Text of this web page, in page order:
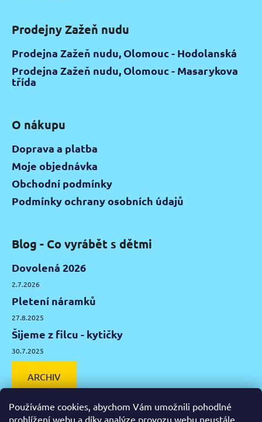
Používáme cookies, abychom Vám umožnili pohodlné
prohlížení webu a díky analýze provozu webu neustále
Prodejny Zažeň nudu
Prodejna Zažeň nudu, Olomouc - Hodolanská
Prodejna Zažeň nudu, Olomouc - Masarykova
třída
O nákupu
Doprava a platba
Moje objednávka
Obchodní podmínky
Podmínky ochrany osobních údajů
Blog - Co vyrábět s dětmi
Dovolená 2026
2.7.2026
Pletení náramků
27.8.2025
Šijeme z filcu - kytičky
30.7.2025
ARCHIV